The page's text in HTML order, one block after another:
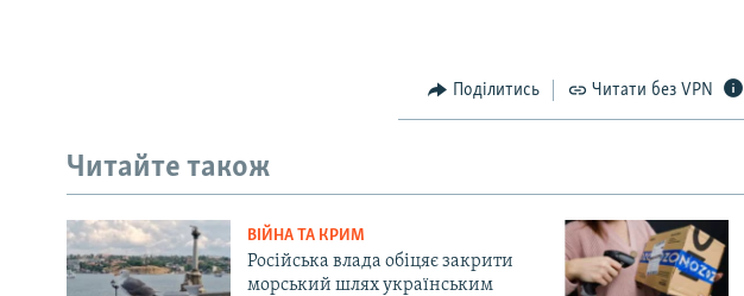
Поділитись Читати без VPN
Читайте також
ВІЙНА ТА КРИМ
Російська влада обіцяє закрити
морський шлях українським